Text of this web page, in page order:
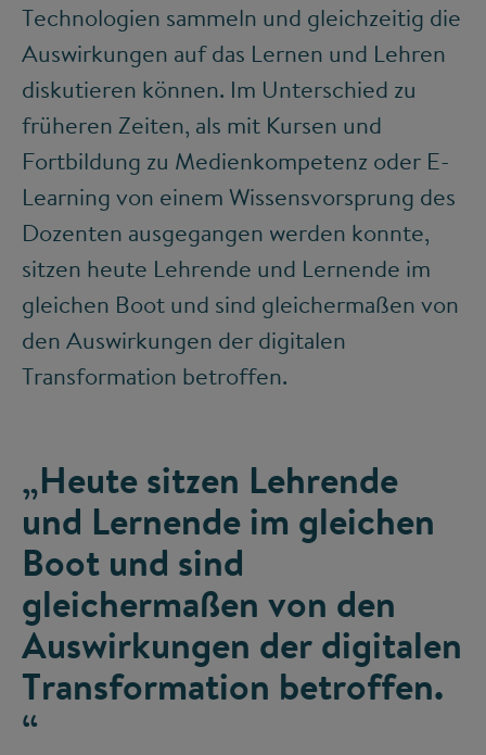
Technologien sammeln und gleichzeitig die
Auswirkungen auf das Lernen und Lehren
diskutieren können. Im Unterschied zu
früheren Zeiten, als mit Kursen und
Fortbildung zu Medienkompetenz oder E-
Learning von einem Wissensvorsprung des
Dozenten ausgegangen werden konnte,
sitzen heute Lehrende und Lernende im
gleichen Boot und sind gleichermaßen von
den Auswirkungen der digitalen
Transformation betroffen.
„Heute sitzen Lehrende
und Lernende im gleichen
Boot und sind
gleichermaßen von den
Auswirkungen der digitalen
Transformation betroffen.
“